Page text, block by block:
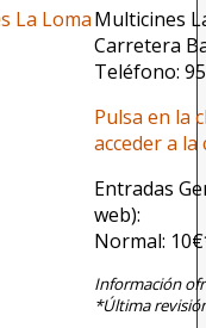
Multicines
Carretera
Teléfono:
Pulsa en la
acceder a la
Entradas
web):
Normal:
Información
*Última